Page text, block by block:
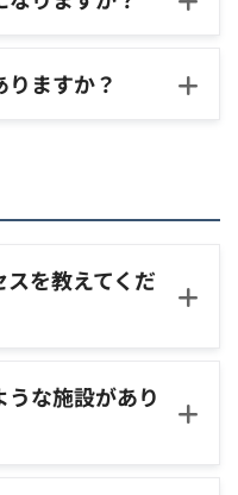
ますか？
を教えてくだ
な施設があり